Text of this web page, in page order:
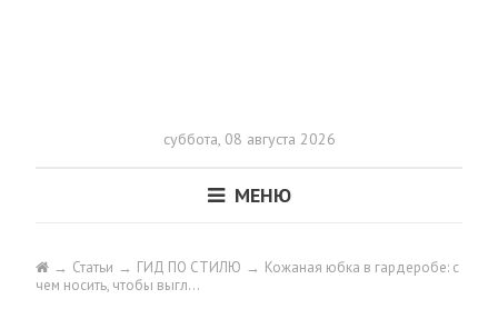
суббота,08 августа 2026
МЕНЮ
Статьи ГИД ПО СТИЛЮ
Кожаная юбка в гардеробе: с
чем носить, чтобы выгл…